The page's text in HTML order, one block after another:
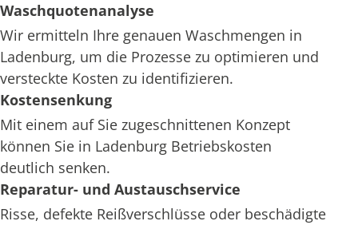
Waschquotenanalyse
Wir ermitteln Ihre genauen Waschmengen in
Ladenburg, um die Prozesse zu optimieren und
versteckte Kosten zu identifizieren.
Kostensenkung
Mit einem auf Sie zugeschnittenen Konzept
können Sie in Ladenburg Betriebskosten
deutlich senken.
Reparatur- und Austauschservice
Risse, defekte Reißverschlüsse oder beschädigte